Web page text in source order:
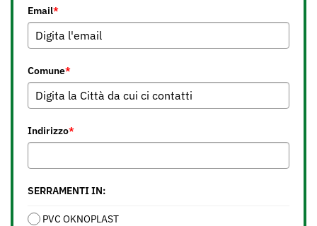
Email*
Comune*
Indirizzo*
SERRAMENTI IN:
PVC OKNOPLAST